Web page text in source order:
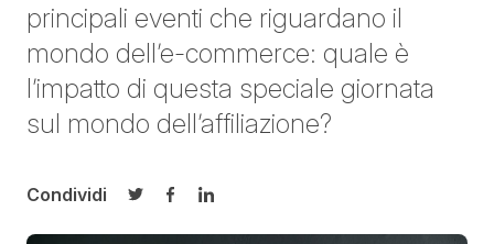
principali eventi che riguardano il
mondo dell’e-commerce: quale è
l’impatto di questa speciale giornata
sul mondo dell’affiliazione?
Condividi
Condividi su Twitter
Condividi su Facebook
Condividi su LinkedIn